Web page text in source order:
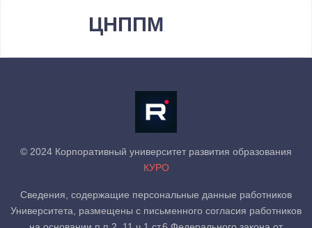
ЦНППМ
© 2024 Корпоративный университет развития образования
КУРО
Сведения, содержащие персональные данные работников
Университета, размещены с письменного согласия работников